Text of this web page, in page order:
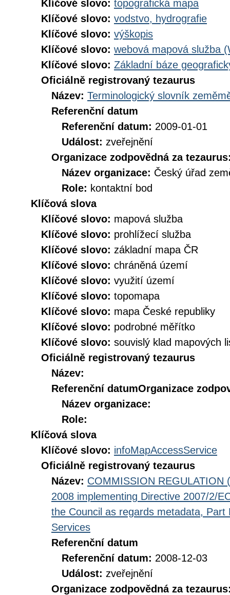
Klíčové slovo: topografická mapa
Klíčové slovo: vodstvo, hydrografie
Klíčové slovo: výškopis
Klíčové slovo: webová mapová služba
Klíčové slovo: Základní báze
Oficiálně registrovaný tezaurus
Název: Terminologický slovník
Referenční datum
Referenční datum: 2009-01-01
Událost: zveřejnění
Organizace zodpovědná za
Název organizace: Český úřad
Role: kontaktní bod
Klíčová slova
Klíčové slovo: mapová služba
Klíčové slovo: prohlížecí služba
Klíčové slovo: základní mapa ČR
Klíčové slovo: chráněná území
Klíčové slovo: využití území
Klíčové slovo: topomapa
Klíčové slovo: mapa České republiky
Klíčové slovo: podrobné měřítko
Klíčové slovo: souvislý klad mapových
Oficiálně registrovaný tezaurus
Název:
Referenční datumOrganizace
Název organizace:
Role:
Klíčová slova
Klíčové slovo: infoMapAccessService
Oficiálně registrovaný tezaurus
Název: COMMISSION REGULATION
2008 implementing Directive 2007/2/
the Council as regards metadata,
Services
Referenční datum
Referenční datum: 2008-12-03
Událost: zveřejnění
Organizace zodpovědná za